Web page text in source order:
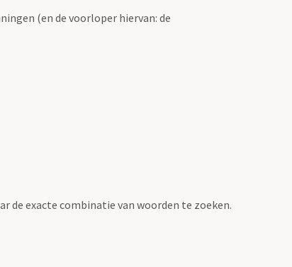
(en de voorloper hiervan: de
de exacte combinatie van woorden te zoeken.